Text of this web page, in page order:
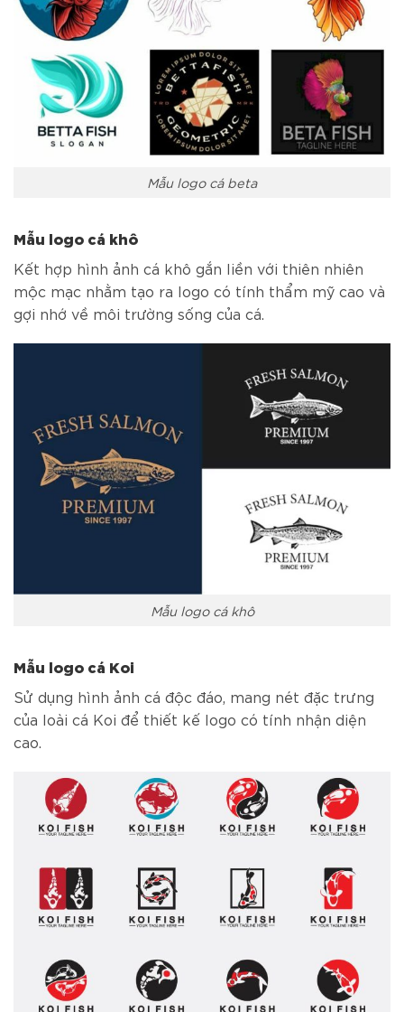
Mẫu logo cá beta
Mẫu logo cá khô
Kết hợp hình ảnh cá khô gắn liền với thiên nhiên
mộc mạc nhằm tạo ra logo có tính thẩm mỹ cao và
gợi nhớ về môi trường sống của cá.
Mẫu logo cá khô
Mẫu logo cá Koi
Sử dụng hình ảnh cá độc đáo, mang nét đặc trưng
của loài cá Koi để thiết kế logo có tính nhận diện
cao.